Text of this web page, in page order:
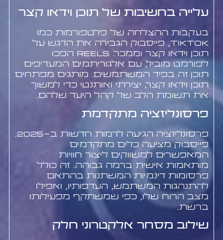
עלייה בחשיבות של תוכן וידאו קצר
בעקבות ההצלחה של פלטפורמות כמו
TikTok, פייסבוק הגבירה את הדגש על
תוכן וידאו קצר וממכר. Reels הפכו
לפורמט מוביל, עם אלגוריתמים המעדיפים
תוכן זה בפיד המשתמשים. מותגים מפתחים
תוכן וידאו קצר, יצירתי ואותנטי כדי למשוך
את תשומת הלב של קהל היעד שלהם.
פרסונליזציה מתקדמת
פרסונליזציה הגיעה לרמות חדשות ב-2025.
פייסבוק מציעה כלים מתקדמים
המאפשרים למשווקים ליצור חוויות
מותאמות אישית ברמה גבוהה. זה כולל
פרסומות דינמיות המשתנות בהתאם
להתנהגות המשתמש, העדפותיו, ואפילו
מצב הרוח שלו, כפי שמשתקף מפעילותו
ברשת.
שילוב מסחר אלקטרוני חלק